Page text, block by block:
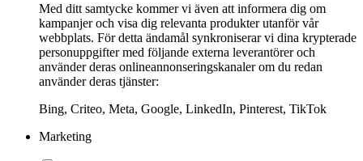
Med ditt samtycke kommer vi även att informera dig om
kampanjer och visa dig relevanta produkter utanför vår
webbplats. För detta ändamål synkroniserar vi dina krypterade
personuppgifter med följande externa leverantörer och
använder deras onlineannonseringskanaler om du redan
använder deras tjänster:
Bing, Criteo, Meta, Google, LinkedIn, Pinterest, TikTok
Marketing